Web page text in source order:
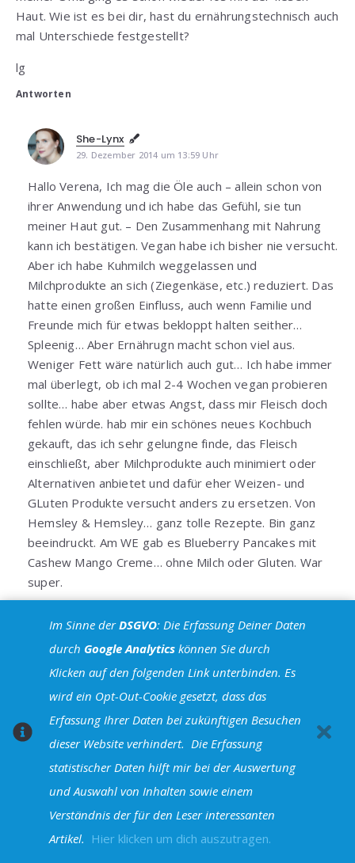
Haut. Wie ist es bei dir, hast du ernährungstechnisch auch
mal Unterschiede festgestellt?
lg
Antworten
She-Lynx
29. Dezember 2014 um 13:59 Uhr
Hallo Verena, Ich mag die Öle auch – allein schon von
ihrer Anwendung und ich habe das Gefühl, sie tun
meiner Haut gut. – Den Zusammenhang mit Nahrung
kann ich bestätigen. Vegan habe ich bisher nie versucht.
Aber ich habe Kuhmilch weggelassen und
Milchprodukte an sich (Ziegenkäse, etc.) reduziert. Das
hatte einen großen Einfluss, auch wenn Familie und
Freunde mich für etwas bekloppt halten seither…
Spleenig… Aber Ernährugn macht schon viel aus.
Weniger Fett wäre natürlich auch gut… Ich habe immer
mal überlegt, ob ich mal 2-4 Wochen vegan probieren
sollte… habe aber etwas Angst, dass mir Fleisch doch
fehlen würde. hab mir ein schönes neues Kochbuch
gekauft, das ich sehr gelungne finde, das Fleisch
einschließt, aber Milchprodukte auch minimiert oder
Alternativen anbietet und dafür eher Weizen- und
GLuten Produkte versucht anders zu ersetzen. Von
Hemsley & Hemsley… ganz tolle Rezepte. Bin ganz
beeindruckt. Am WE gab es Blueberry Pancakes mit
Cashew Mango Creme… ohne Milch oder Gluten. War
super.
Rückmeldung!
Julie
1. Januar 2015 um 22:55 Uhr
So, jetzt habe ich den Artikel wohl schon zum fünften Mal
gelesen
Du hast mich schon mit dem Pai Öl
angesteckt und von dem bin ich absolut begeistert! In
den letzten Tagen habe ich es immer zusammen mit
Thermalwasser einmassiert, das kannte ich vorher noch
gar nicht und so hat es mir nochmal besser gefallen!
Im Sinne derDSGVO: Die Erfassung Deiner Daten
durch Google Analyticskönnen Sie durch
Klicken auf den folgenden Link unterbinden. Es
wird ein Opt-Out-Cookie gesetzt, dass das
Erfassung Ihrer Daten bei zukünftigen Besuchen
dieser Website verhindert. Die Erfassung
statistischer Daten hilft mir bei der Auswertung
und Auswahl von Inhalten sowie einem
Verständnis der für den Leser interessanten
Artikel. Hier klicken um dich auszutragen.